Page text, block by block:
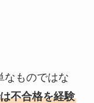
なものではな
不合格を経験